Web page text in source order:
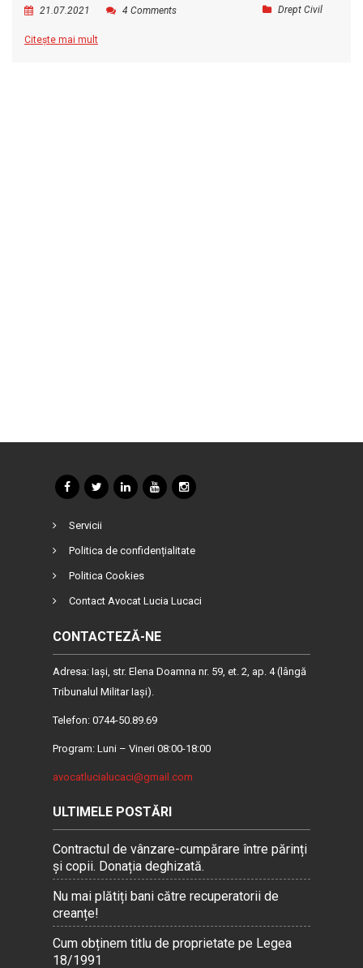
21.07.2021 Drept Civil
4 Comments
Citește mai mult
Servicii
Politica de confidențialitate
Politica Cookies
Contact Avocat Lucia Lucaci
CONTACTEZĂ-NE
Adresa: Iaşi, str. Elena Doamna nr. 59, et. 2, ap. 4 (lângă
Tribunalul Militar Iaşi).
Telefon: 0744-50.89.69
Program: Luni – Vineri 08:00-18:00
avocatlucialucaci@gmail.com
ULTIMELE POSTĂRI
Contractul de vânzare-cumpărare între părinți
și copii. Donația deghizată.
Nu mai plătiți bani către recuperatorii de
creanțe!
Cum obținem titlu de proprietate pe Legea
18/1991